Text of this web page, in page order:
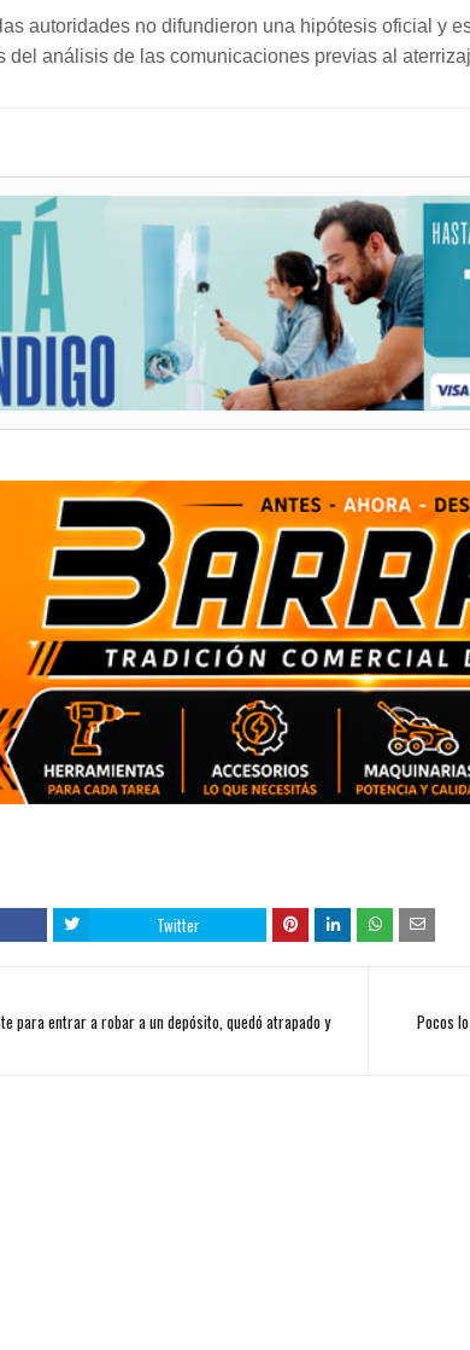
autoridades no difundieron una hipótesis oficial y
del análisis de las comunicaciones previas al
Twitter
Pocos
para entrar a robar a un depósito, quedó atrapado y